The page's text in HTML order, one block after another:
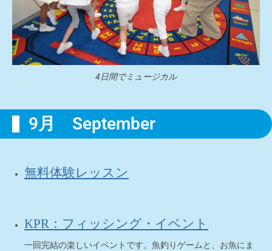
4日間でミュージカル
9月 September
無料体験レッスン
KPR：フィッシング・イベント
一回完結の楽しいイベントです。魚釣りゲームと、お魚にま